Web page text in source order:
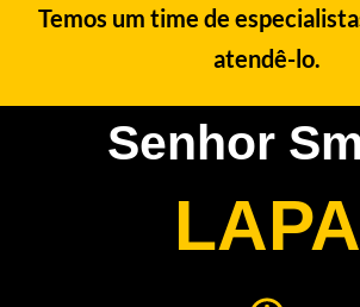
Temos um time de
atendê-lo.
Senhor
LAPA